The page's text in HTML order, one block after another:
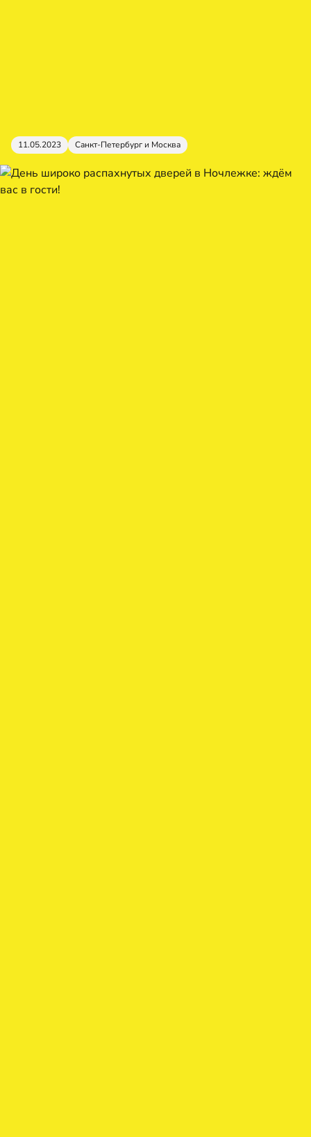
11.05.2023 Санкт-Петербург и Москва